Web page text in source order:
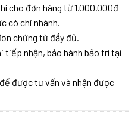
cho đơn hàng từ 1.000.000đ
có chi nhánh.
chứng từ đầy đủ.
tiếp nhận, bảo hành bảo trì tại
được tư vấn và nhận được